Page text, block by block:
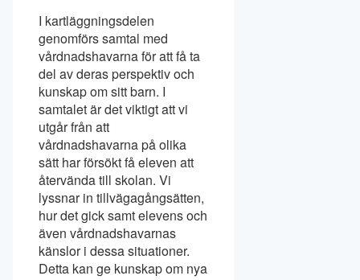
I kartläggningsdelen
genomförs samtal med
vårdnadshavarna för att få ta
del av deras perspektiv och
kunskap om sitt barn. I
samtalet är det viktigt att vi
utgår från att
vårdnadshavarna på olika
sätt har försökt få eleven att
återvända till skolan. Vi
lyssnar in tillvägagångsätten,
hur det gick samt elevens och
även vårdnadshavarnas
känslor i dessa situationer.
Detta kan ge kunskap om nya